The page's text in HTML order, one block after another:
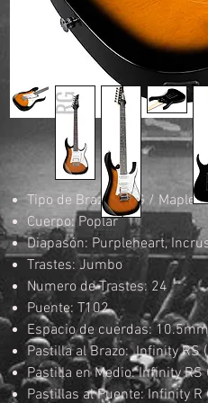
Tipo de Brazo: GRG / Maple
Cuerpo: Poplar
Diapasón: Purpleheart,
Trastes: Jumbo
Numero de Trastes: 24
Puente: T102
Espacio de cuerdas: 10.5mm
Pastilla al Brazo: Infinity RS
Pastilla en Medio: Infinity
Pastillas al Puente: Infinity